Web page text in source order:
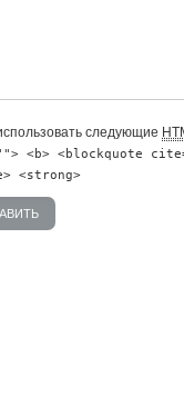
следующие
<b> <blockquote
<strong>